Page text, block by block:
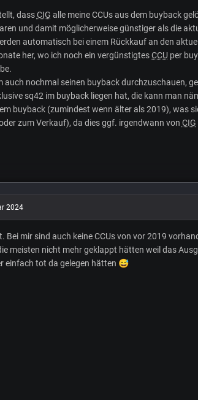
dassCIG alle meine CCUs aus dem buyback
und damit möglicherweise günstiger als die
automatisch bei einem Rückkauf an den
her, wo ich noch ein vergünstigtesCCUper
auch nochmal seinen buyback durchzuschauen,
sq42 im buyback liegen hat, die kann man
buyback (zumindest wenn älter als 2019), was
zum Verkauf), da dies ggf. irgendwann von CIG
2024
Bei mir sind auch keine CCUs von vor 2019
meisten nicht mehr geklappt hätten weil das
einfach tot da gelegen hätten 😅